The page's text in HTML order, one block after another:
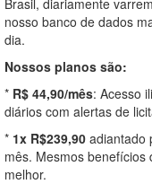
nosso banco de dados
dia.
Nossos planos são:
* R$ 44,90/mês: Acesso
diários com alertas de
* 1x R$239,90 adiantado
mês. Mesmos
melhor.